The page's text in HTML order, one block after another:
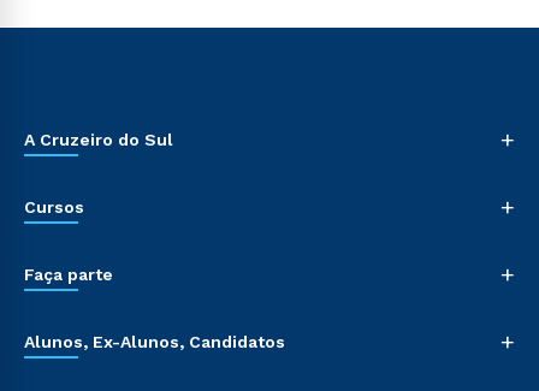
A Cruzeiro do Sul +
Cursos +
Faça parte +
Alunos, Ex-Alunos, Candidatos +